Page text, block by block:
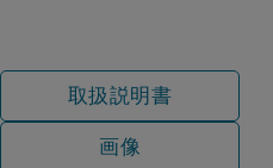
取扱説明書
画像